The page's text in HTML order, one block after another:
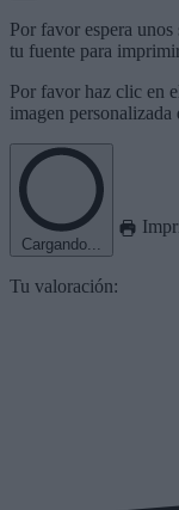
Por favor espera
tu fuente para
Por favor haz clic en
imagen personalizada
Cargando...
Tu valoración: